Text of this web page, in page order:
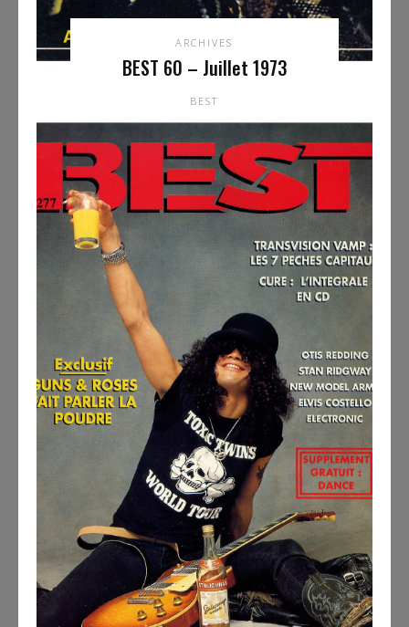
ARCHIVES
BEST 60 – Juillet 1973
BEST